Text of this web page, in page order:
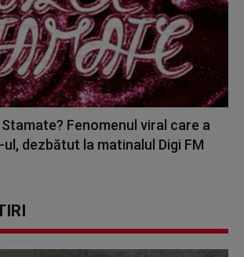
Fenomenul viral care a
dezbătut la matinalul Digi FM